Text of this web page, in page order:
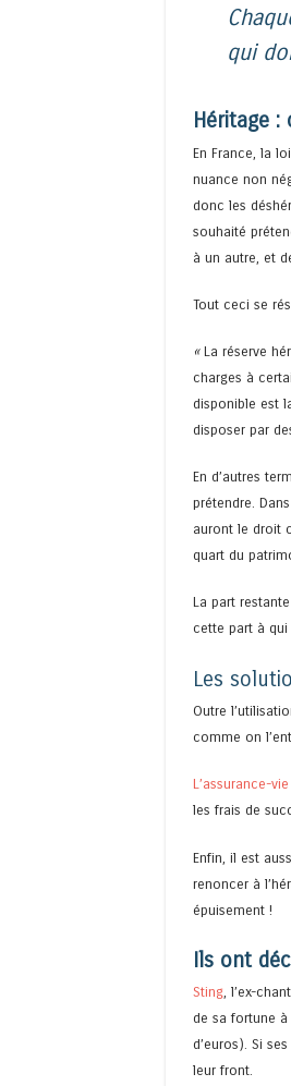
qui
Héritage
En France, la
nuance non
donc les
souhaité
à un autre, et
Tout ceci se
« La réserve
charges à
disponible est
disposer par
En d’autres
prétendre.
auront le droit
quart du
La part
cette part à qui
Les
Outre
comme on
L’assurance-vie
les frais de
Enfin, il est
renoncer à
épuisement !
Ils ont
Sting, l’ex-
de sa fortune
d’euros). Si
leur front.